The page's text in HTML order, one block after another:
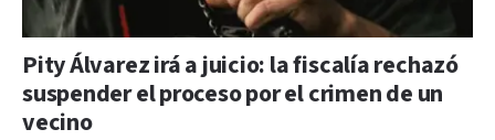
Pity Álvarez irá a juicio: la fiscalía rechazó
suspender el proceso por el crimen de un
vecino